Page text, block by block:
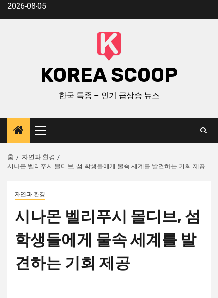
2026-08-05
KOREA SCOOP
한국 특종 – 인기 급상승 뉴스
홈
자연과 환경
시나몬 벨리푸시 몰디브, 섬 학생들에게 물속 세계를 발견하는 기회 제공
자연과 환경
시나몬 벨리푸시 몰디브, 섬
학생들에게 물속 세계를 발
견하는 기회 제공